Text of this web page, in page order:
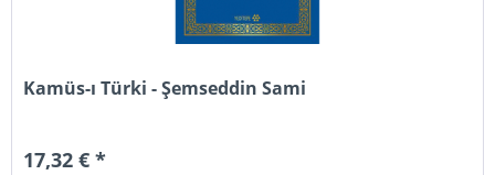
Kamüs-ı Türki - Şemseddin Sami
17,32 € *